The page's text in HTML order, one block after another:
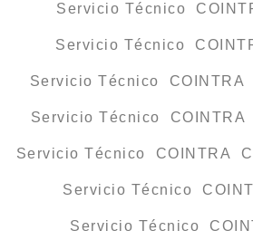
Servicio Técnico
Servicio Técnico
Servicio Técnico COINTRA
Servicio Técnico COINTRA
Servicio Técnico COINTRA
Servicio Técnico
Servicio Técnico